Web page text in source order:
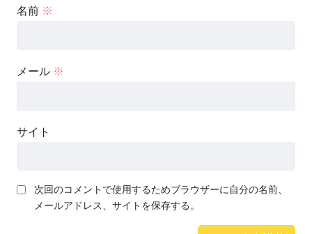
名前 ※
メール ※
サイト
次回のコメントで使用するためブラウザーに自分の名前、
メールアドレス、サイトを保存する。